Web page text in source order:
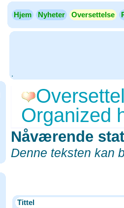
Hjem Nyheter Oversettelse
.
Organized
Nåværende
Denne teksten kan
Tittel